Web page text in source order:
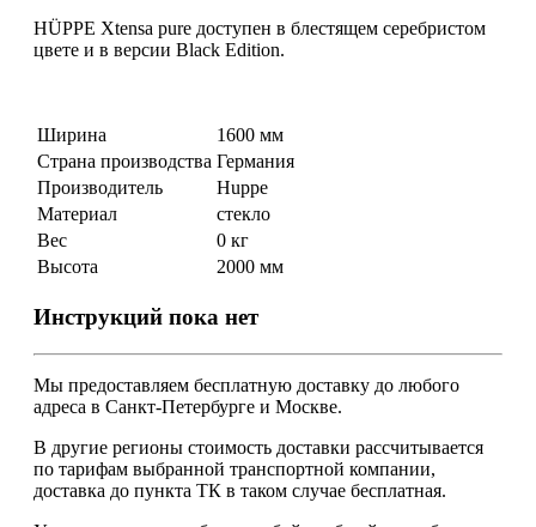
HÜPPE Xtensa pure доступен в блестящем серебристом
цвете и в версии Black Edition.
Ширина
1600 мм
Страна производства Германия
Производитель
Huppe
Материал
стекло
Вес
0 кг
Высота
2000 мм
Инструкций пока нет
Мы предоставляем бесплатную доставку до любого
адреса в Санкт-Петербурге и Москве.
В другие регионы стоимость доставки рассчитывается
по тарифам выбранной транспортной компании,
доставка до пункта ТК в таком случае бесплатная.